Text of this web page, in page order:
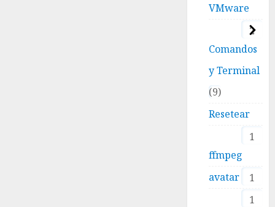
VMware
2
Comandos
y Terminal
9
Resetear
1
ffmpeg
1
avatar
1